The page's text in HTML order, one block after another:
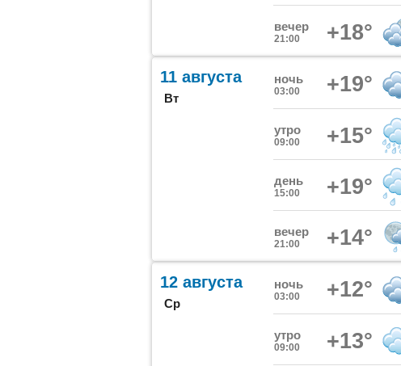
вечер
21:00 +18°
11 августа
Вт
ночь
03:00 +19°
утро
09:00 +15°
день
15:00 +19°
вечер
21:00 +14°
12 августа
Ср
ночь
03:00 +12°
утро
09:00 +13°